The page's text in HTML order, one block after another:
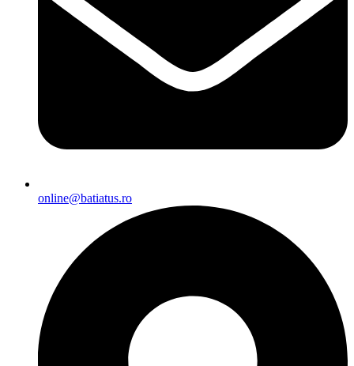
online@batiatus.ro